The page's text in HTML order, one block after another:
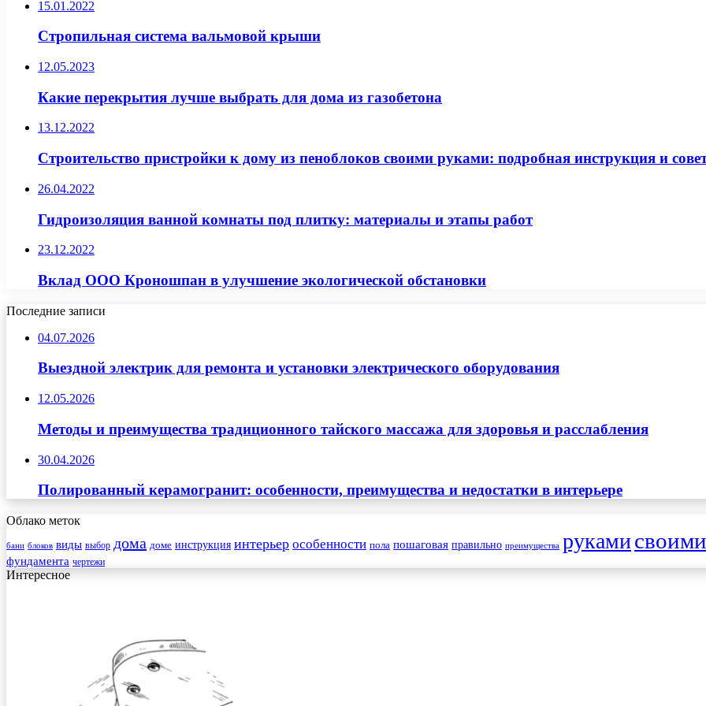
15.01.2022
Стропильная система вальмовой крыши
12.05.2023
Какие перекрытия лучше выбрать для дома из газобетона
13.12.2022
Строительство пристройки к дому из пеноблоков своими руками: подробная инструкция и
26.04.2022
Гидроизоляция ванной комнаты под плитку: материалы и этапы работ
23.12.2022
Вклад ООО Кроношпан в улучшение экологической обстановки
Последние записи
04.07.2026
Выездной электрик для ремонта и установки электрического оборудования
12.05.2026
Методы и преимущества традиционного тайского массажа для здоровья и расслабления
30.04.2026
Полированный керамогранит: особенности, преимущества и недостатки в интерьере
Облако меток
бани блоков виды выбор дома доме инструкция интерьер особенности пола пошаговая правильно преимущества рукамисвоими
фундамента чертежи
Интересное